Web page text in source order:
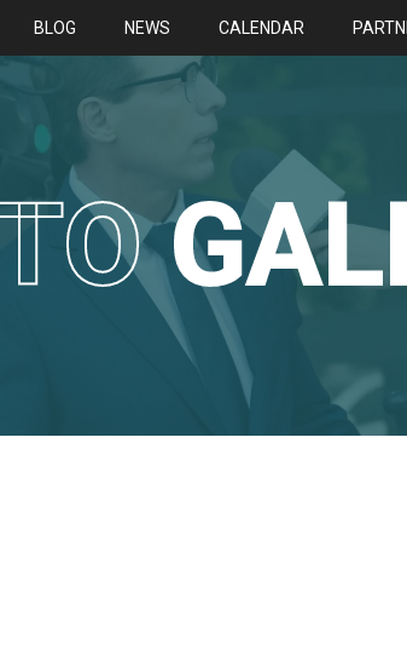
BLOG NEWS CALENDAR